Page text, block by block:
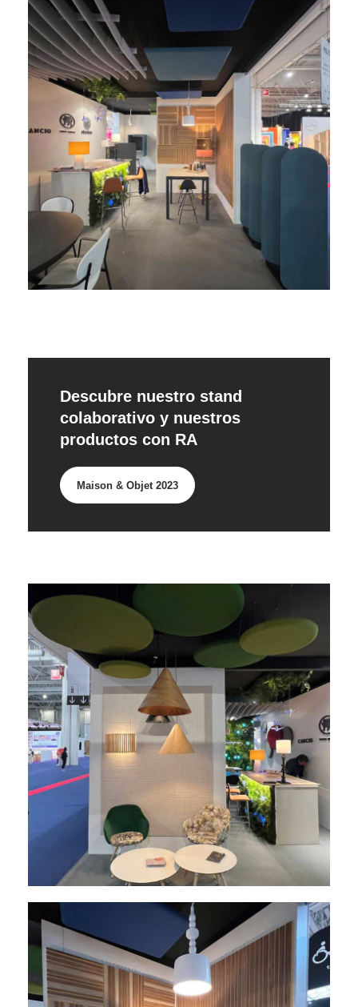
Descubre nuestro stand
colaborativo y nuestros
productos con RA
Maison & Objet 2023